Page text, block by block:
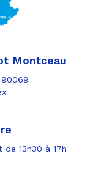
Montceau
90069
13h30 à 17h